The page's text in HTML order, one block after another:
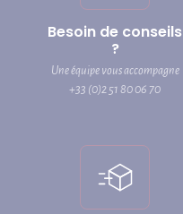
Besoin de conseils
?
Une équipe vous accompagne
+33 (0)2 51 80 06 70